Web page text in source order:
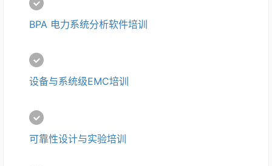
BPA 电力系统分析软件培训
设备与系统级EMC培训
可靠性设计与实验培训